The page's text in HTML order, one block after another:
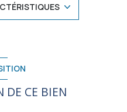
(gaz)
DE CE BIEN